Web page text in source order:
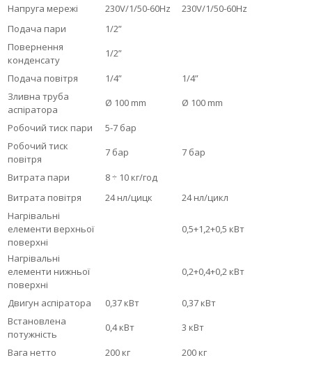
Напруга мережі
230V/1/50-60Hz
230V/1/50-60Hz
Подача пари
1/2”
Повернення
конденсату
1/2”
Подача повітря
1/4”
1/4”
Зливна труба
аспіратора
Ø 100 mm
Ø 100 mm
Робочий тиск пари
5-7 бар
Робочий тиск
повітря
7 бар
7 бар
Витрата пари
8 ÷ 10 кг/год
Витрата повітря
24 нл/цицк
24 нл/цикл
Нагрівальні
елементи верхньої
поверхні
0,5+1,2+0,5 кВт
Нагрівальні
елементи нижньої
поверхні
0,2+0,4+0,2 кВт
Двигун аспіратора 0,37 кВт
0,37 кВт
Встановлена
потужність
0,4 кВт
3 кВт
Вага нетто
200 кг
200 кг